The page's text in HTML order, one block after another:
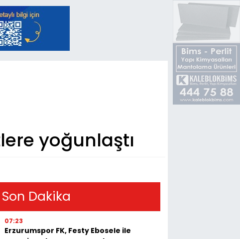
yoğunlaştı
Son Dakika
07:23
Erzurumspor FK, Festy Ebosele ile